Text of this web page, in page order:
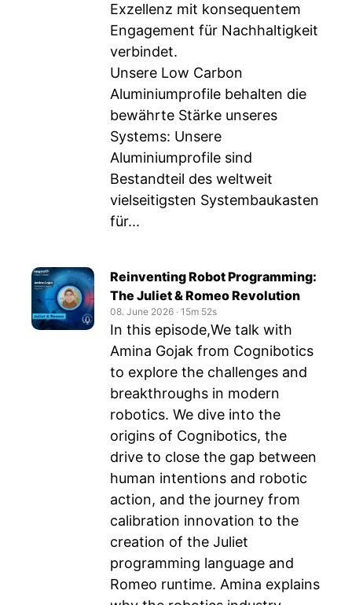
Exzellenz mit konsequentem
Engagement für Nachhaltigkeit
verbindet.
Unsere Low Carbon
Aluminiumprofile behalten die
bewährte Stärke unseres
Systems: Unsere
Aluminiumprofile sind
Bestandteil des weltweit
vielseitigsten Systembaukasten
für...
Reinventing Robot Programming:
The Juliet & Romeo Revolution
08. June 2026 ‧ 15m 52s
In this episode,We talk with
Amina Gojak from Cognibotics
to explore the challenges and
breakthroughs in modern
robotics. We dive into the
origins of Cognibotics, the
drive to close the gap between
human intentions and robotic
action, and the journey from
calibration innovation to the
creation of the Juliet
programming language and
Romeo runtime. Amina explains